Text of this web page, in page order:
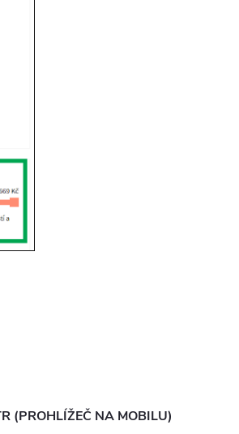
(PROHLÍŽEČ NA MOBILU)